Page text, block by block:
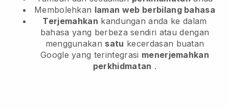
Membolehkan laman web berbilang bahasa
Terjemahkan kandungan anda ke dalam
bahasa yang berbeza sendiri atau dengan
menggunakan satu kecerdasan buatan
Google yang terintegrasi menerjemahkan
perkhidmatan .